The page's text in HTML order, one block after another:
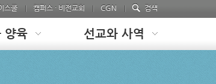
스쿨 캠퍼스 · 비전교회 CGN 검색
양육 선교와 사역